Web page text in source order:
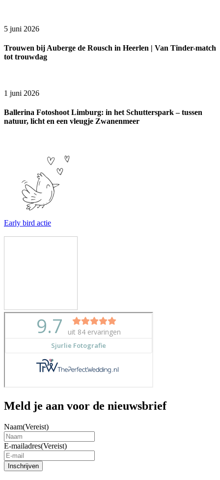
5 juni 2026
Trouwen bij Auberge de Rousch in Heerlen | Van Tinder-match
tot trouwdag
1 juni 2026
Ballerina Fotoshoot Limburg: in het Schutterspark – tussen
natuur, licht en een vleugje Zwanenmeer
Early bird actie
Meld je aan voor de nieuwsbrief
Naam(Vereist)
E-mailadres(Vereist)
Inschrijven